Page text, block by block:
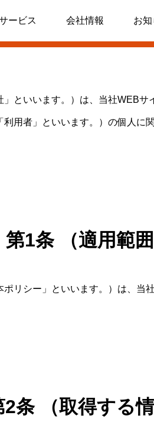
ービス 会社情報 お
といいます。）は、当社WEBサ
用者」といいます。）の個人に
第1条 （適用範囲
リシー」といいます。）は、当
2条 （取得する情